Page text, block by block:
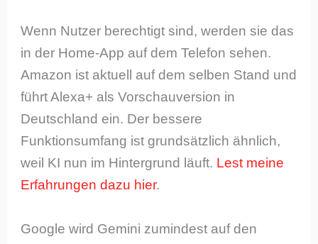
Wenn Nutzer berechtigt sind, werden sie das
in der Home-App auf dem Telefon sehen.
Amazon ist aktuell auf dem selben Stand und
führt Alexa+ als Vorschauversion in
Deutschland ein. Der bessere
Funktionsumfang ist grundsätzlich ähnlich,
weil KI nun im Hintergrund läuft. Lest meine
Erfahrungen dazu hier.
Google wird Gemini zumindest auf den